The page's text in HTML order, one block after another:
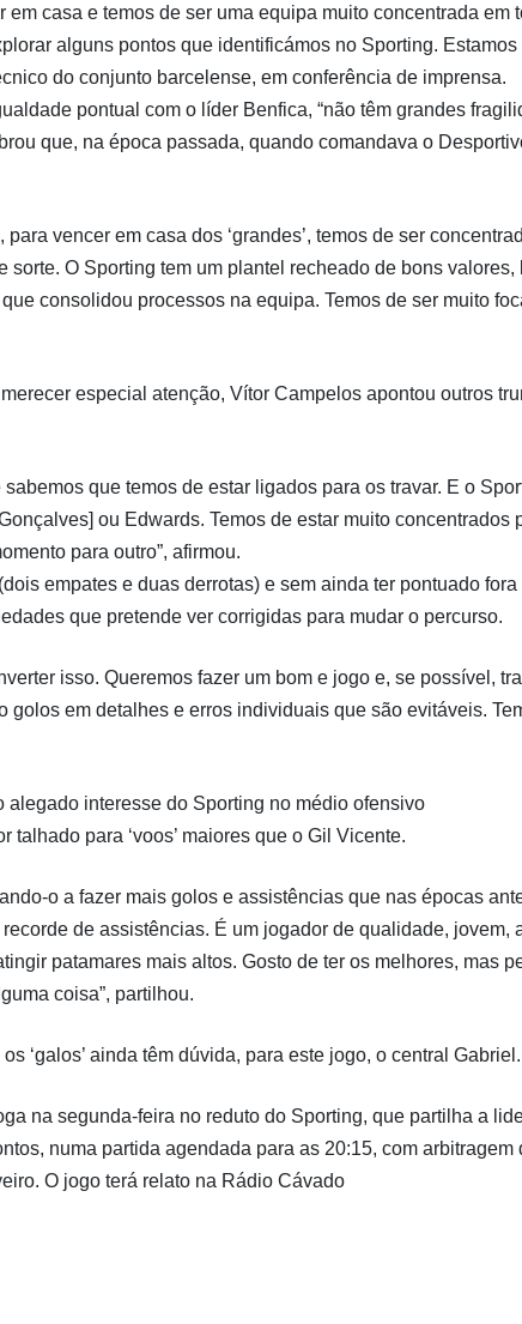
em casa e temos de ser uma equipa muito concentrada em
alguns pontos que identificámos no Sporting. Estamos
do conjunto barcelense, em conferência de imprensa.
pontual com o líder Benfica, “não têm grandes
que, na época passada, quando comandava o
vencer em casa dos ‘grandes’, temos de ser
sorte. O Sporting tem um plantel recheado de bons valores,
consolidou processos na equipa. Temos de ser muito
especial atenção, Vítor Campelos apontou outros
que temos de estar ligados para os travar. E o
ou Edwards. Temos de estar muito concentrados
para outro”, afirmou.
empates e duas derrotas) e sem ainda ter pontuado fora
que pretende ver corrigidas para mudar o percurso.
isso. Queremos fazer um bom e jogo e, se possível,
golos em detalhes e erros individuais que são evitáveis.
interesse do Sporting no médio ofensivo
para ‘voos’ maiores que o Gil Vicente.
o a fazer mais golos e assistências que nas épocas
de assistências. É um jogador de qualidade, jovem,
patamares mais altos. Gosto de ter os melhores, mas
coisa”, partilhou.
‘galos’ ainda têm dúvida, para este jogo, o central Gabriel.
na segunda-feira no reduto do Sporting, que partilha a
numa partida agendada para as 20:15, com arbitragem
O jogo terá relato na Rádio Cávado